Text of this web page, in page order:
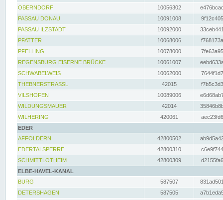
OBERNDORF
10056302
PASSAU DONAU
10091008
PASSAU ILZSTADT
10092000
PFATTER
10068006
PFELLING
10078000
REGENSBURG EISERNE BRÜCKE
10061007
SCHWABELWEIS
10062000
THEBNERSTRASSL
42015
VILSHOFEN
10089006
WILDUNGSMAUER
42014
WILHERING
420061
EDER
AFFOLDERN
42800502
EDERTALSPERRE
42800310
SCHMITTLOTHEIM
42800309
ELBE-HAVEL-KANAL
BURG
587507
DETERSHAGEN
587505